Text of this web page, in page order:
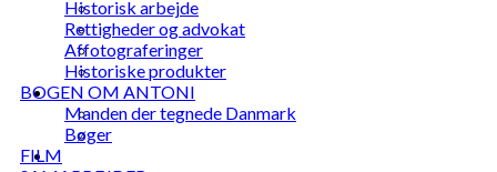
Historisk arbejde
Rettigheder og advokat
Affotograferinger
Historiske produkter
BOGEN OM ANTONI
Manden der tegnede Danmark
Bøger
FILM